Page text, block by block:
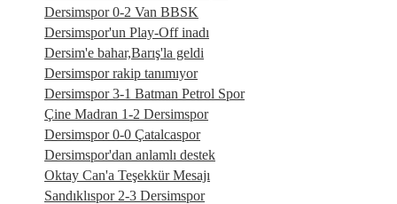
Dersimspor 0-2 Van BBSK
Dersimspor'un Play-Off inadı
Dersim'e bahar,Barış'la geldi
Dersimspor rakip tanımıyor
Dersimspor 3-1 Batman Petrol Spor
Çine Madran 1-2 Dersimspor
Dersimspor 0-0 Çatalcaspor
Dersimspor'dan anlamlı destek
Oktay Can'a Teşekkür Mesajı
Sandıklıspor 2-3 Dersimspor